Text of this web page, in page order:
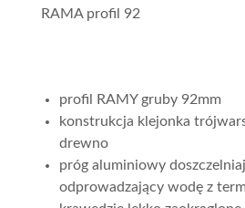
RAMA profil 92
profil RAMY gruby 92mm
konstrukcja klejonka
drewno
próg aluminiowy
odprowadzający wodę z